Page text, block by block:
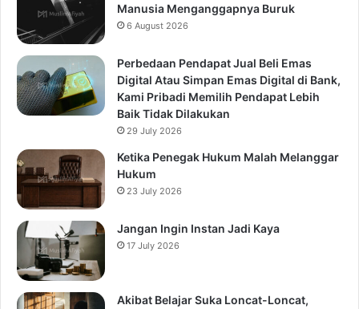
Manusia Menganggapnya Buruk
6 August 2026
Perbedaan Pendapat Jual Beli Emas
Digital Atau Simpan Emas Digital di Bank,
Kami Pribadi Memilih Pendapat Lebih
Baik Tidak Dilakukan
29 July 2026
Ketika Penegak Hukum Malah Melanggar
Hukum
23 July 2026
Jangan Ingin Instan Jadi Kaya
17 July 2026
Akibat Belajar Suka Loncat-Loncat,